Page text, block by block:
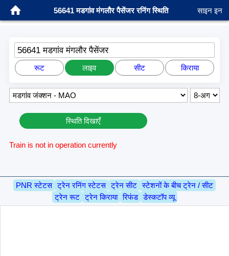
56641 मडगांव मंगलौर पैसेंजर रनिंग स्थिति साइन इन
56641 मडगांव मंगलौर पैसेंजर
रूट लाइव सीट किराया
स्थिति दिखाएँ
Train is not in operation currently
PNR स्टेटस ट्रेन रनिंग स्टेटस ट्रेन सीट स्टेशनों के बीच ट्रेन / सीट
ट्रेन रूट ट्रेन किराया रिफंड डेस्कटॉप व्यू